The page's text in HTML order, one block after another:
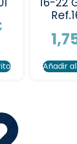
Añadir